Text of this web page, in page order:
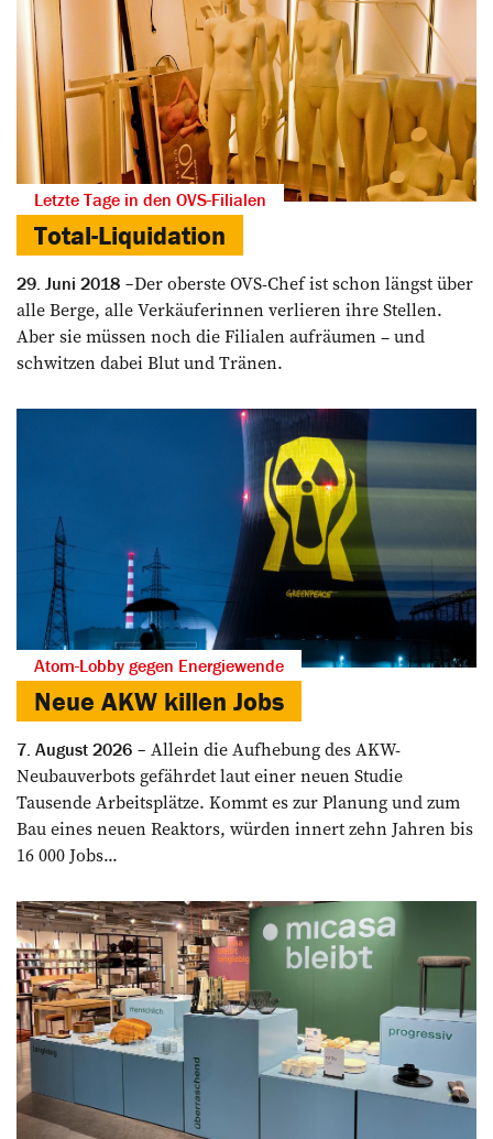
Letzte Tage in den OVS-Filialen
Total-Liquidation
29. Juni 2018
Der oberste OVS-Chef ist schon längst über
alle ­Berge, alle Verkäuferinnen ver­lieren ihre Stellen.
Aber sie müssen noch die Filialen aufräumen – und
schwitzen dabei Blut und Tränen.
Atom-Lobby gegen Energiewende
Neue AKW killen Jobs
7. August 2026
Allein die Aufhebung des AKW-
Neubauverbots gefährdet laut einer neuen Studie
Tausende Arbeitsplätze. Kommt es zur Planung und zum
Bau eines neuen Reaktors, würden innert zehn Jahren bis
16 000 Jobs...